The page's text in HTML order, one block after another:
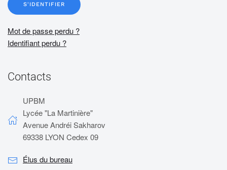
S'IDENTIFIER
Mot de passe perdu ?
Identifiant perdu ?
Contacts
UPBM
Lycée "La Martinière"
Avenue Andréi Sakharov
69338 LYON Cedex 09
Élus du bureau